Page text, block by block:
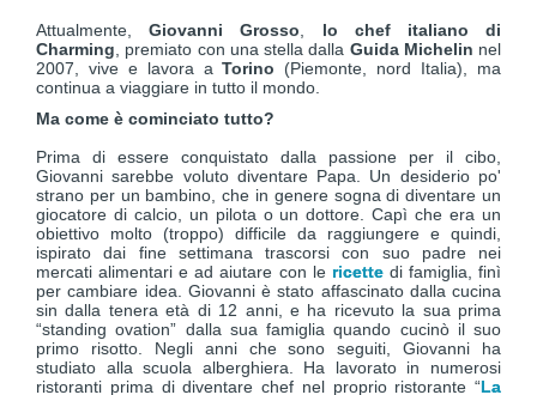
Attualmente,Giovanni Grosso
lo chef italiano di
Charming , premiato con una stella dalla Guida Michelin nel
2007, vive e lavora aTorino (Piemonte, nord Italia), ma
continua a viaggiare in tutto il mondo.
Ma come è cominciato tutto?
Prima di essere conquistato dalla passione per il cibo,
Giovanni sarebbe voluto diventare Papa. Un desiderio po'
strano per un bambino, che in genere sogna di diventare un
giocatore di calcio, un pilota o un dottore. Capì che era un
obiettivo molto (troppo) difficile da raggiungere e quindi,
ispirato dai fine settimana trascorsi con suo padre nei
mercati alimentari e ad aiutare con le ricettedi famiglia, finì
per cambiare idea. Giovanni è stato affascinato dalla cucina
sin dalla tenera età di 12 anni, e ha ricevuto la sua prima
“standing ovation” dalla sua famiglia quando cucinò il suo
primo risotto. Negli anni che sono seguiti, Giovanni ha
studiato alla scuola alberghiera. Ha lavorato in numerosi
ristoranti prima di diventare chef nel proprio ristorante “La